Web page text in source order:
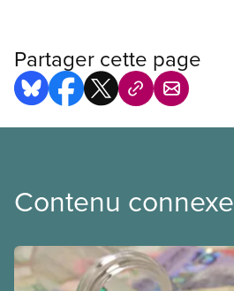
Partager cette page
Contenu connexe